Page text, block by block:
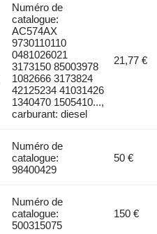
Numéro de
catalogue:
AC574AX
9730110110
0481026021
3173150 85003978
1082666 3173824
42125234 41031426
1340470 1505410...,
carburant: diesel
21,77 €
Numéro de
catalogue:
98400429
50 €
Numéro de
catalogue:
500315075
150 €